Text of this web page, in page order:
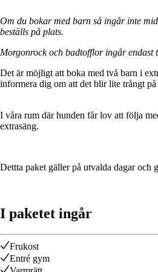
Om du bokar med barn så ingår inte
beställs på plats.
Morgonrock och badtofflor ingår endast
Det är möjligt att boka med två barn i
informera dig om att det blir lite trångt på
I våra rum där hunden får lov att följa
extrasäng.
Dettta paket gäller på utvalda dagar och
I paketet ingår
Frukost
Entré gym